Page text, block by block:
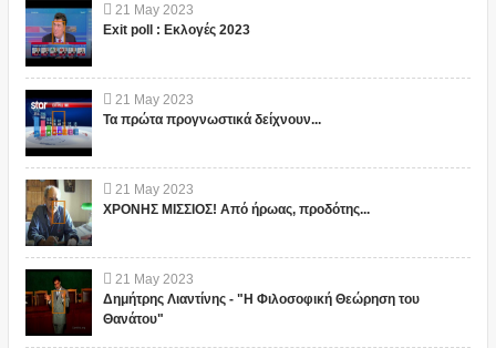
21 May 2023
Exit poll : Εκλογές 2023
21 May 2023
Τα πρώτα προγνωστικά δείχνουν...
21 May 2023
ΧΡΟΝΗΣ ΜΙΣΣΙΟΣ! Από ήρωας, προδότης...
21 May 2023
Δημήτρης Λιαντίνης - "Η Φιλοσοφική Θεώρηση του
Θανάτου"